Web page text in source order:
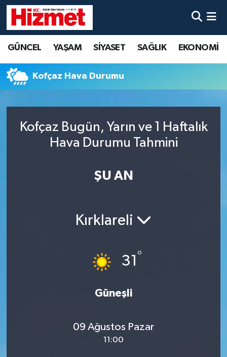
GÜNCEL YAŞAM SİYASET SAĞLIK EKONOMİ
Kofçaz Hava Durumu
Kofçaz Bugün, Yarın ve 1 Haftalık
Hava Durumu Tahmini
ŞU AN
Kırklareli
31 °
Güneşli
09 Ağustos Pazar
11:00
YAŞAM
SİYASET
EKONOMİ
Denizli Hava Durumu
Denizli Trafik Yoğunluk Haritası
Tüm Manşetler